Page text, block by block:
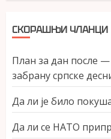
СКОРАШЊИ ЧЛАНЦИ
План за дан после
забрану српске
Да ли је било
Да ли се НАТО